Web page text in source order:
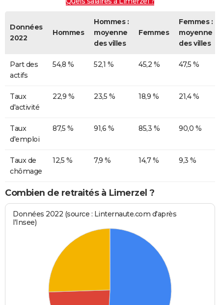
Données
2022
Hommes
Hommes :
moyenne
des villes
Femmes
Femmes :
moyenne
des villes
Part des
actifs
54,8 % 52,1 % 45,2 % 47,5 %
Taux
d'activité
22,9 % 23,5 % 18,9 % 21,4 %
Taux
d'emploi
87,5 % 91,6 % 85,3 % 90,0 %
Taux de
chômage
12,5 % 7,9 % 14,7 % 9,3 %
Combien de retraités à Limerzel ?
Données 2022 (source : Linternaute.com d'après
l'Insee)